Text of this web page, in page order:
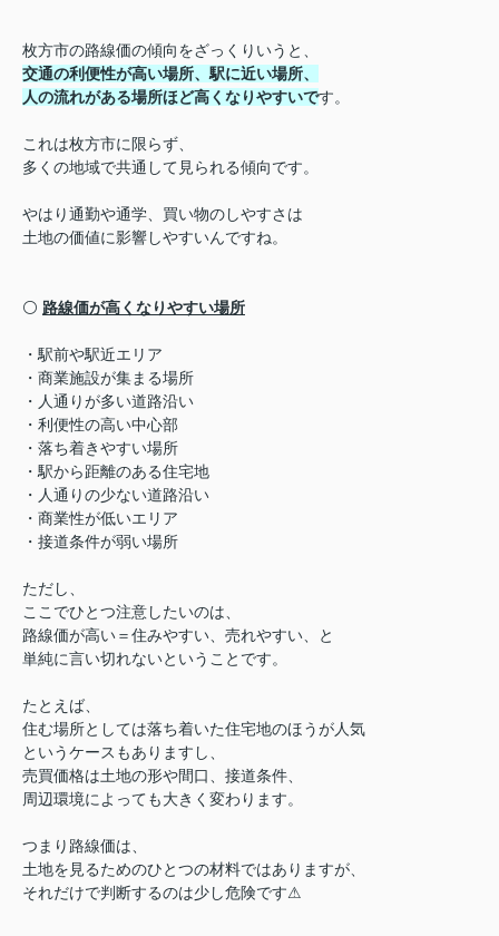
枚方市の路線価の傾向をざっくりいうと、
交通の利便性が高い場所、駅に近い場所、
人の流れがある場所ほど高くなりやすいです。
これは枚方市に限らず、
多くの地域で共通して見られる傾向です。
やはり通勤や通学、買い物のしやすさは
土地の価値に影響しやすいんですね。
⚪️ 路線価が高くなりやすい場所
・駅前や駅近エリア
・商業施設が集まる場所
・人通りが多い道路沿い
・利便性の高い中心部
・落ち着きやすい場所
・駅から距離のある住宅地
・人通りの少ない道路沿い
・商業性が低いエリア
・接道条件が弱い場所
ただし、
ここでひとつ注意したいのは、
路線価が高い＝住みやすい、売れやすい、と
単純に言い切れないということです。
たとえば、
住む場所としては落ち着いた住宅地のほうが人気
というケースもありますし、
売買価格は土地の形や間口、接道条件、
周辺環境によっても大きく変わります。
つまり路線価は、
土地を見るためのひとつの材料ではありますが、
それだけで判断するのは少し危険です⚠︎